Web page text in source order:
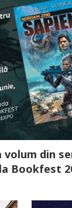
volum din
Bookfest